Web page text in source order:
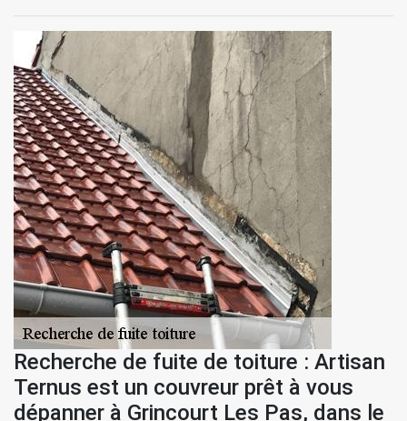
Recherche de fuite de toiture : Artisan
Ternus est un couvreur prêt à vous
dépanner à Grincourt Les Pas, dans le